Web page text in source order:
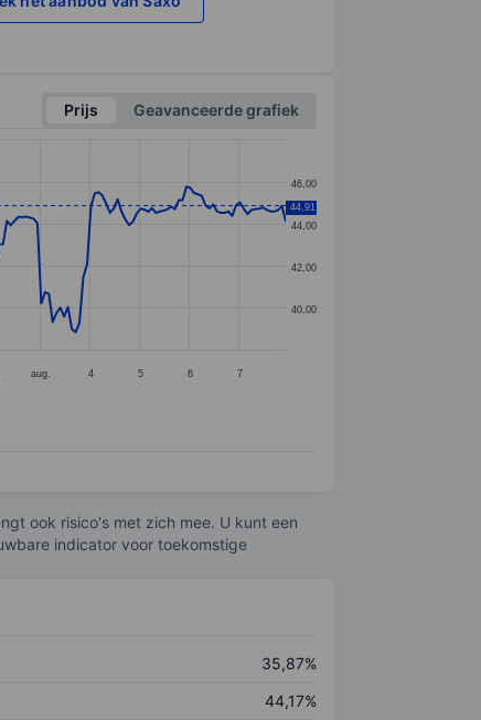
Prijs
Geavanceerde grafiek
aug. 4 5 6 7
40,00
42,00
44,00
46,00
44,91
ook risico's met zich mee. U kunt een
indicator voor toekomstige
35,87%
44,17%